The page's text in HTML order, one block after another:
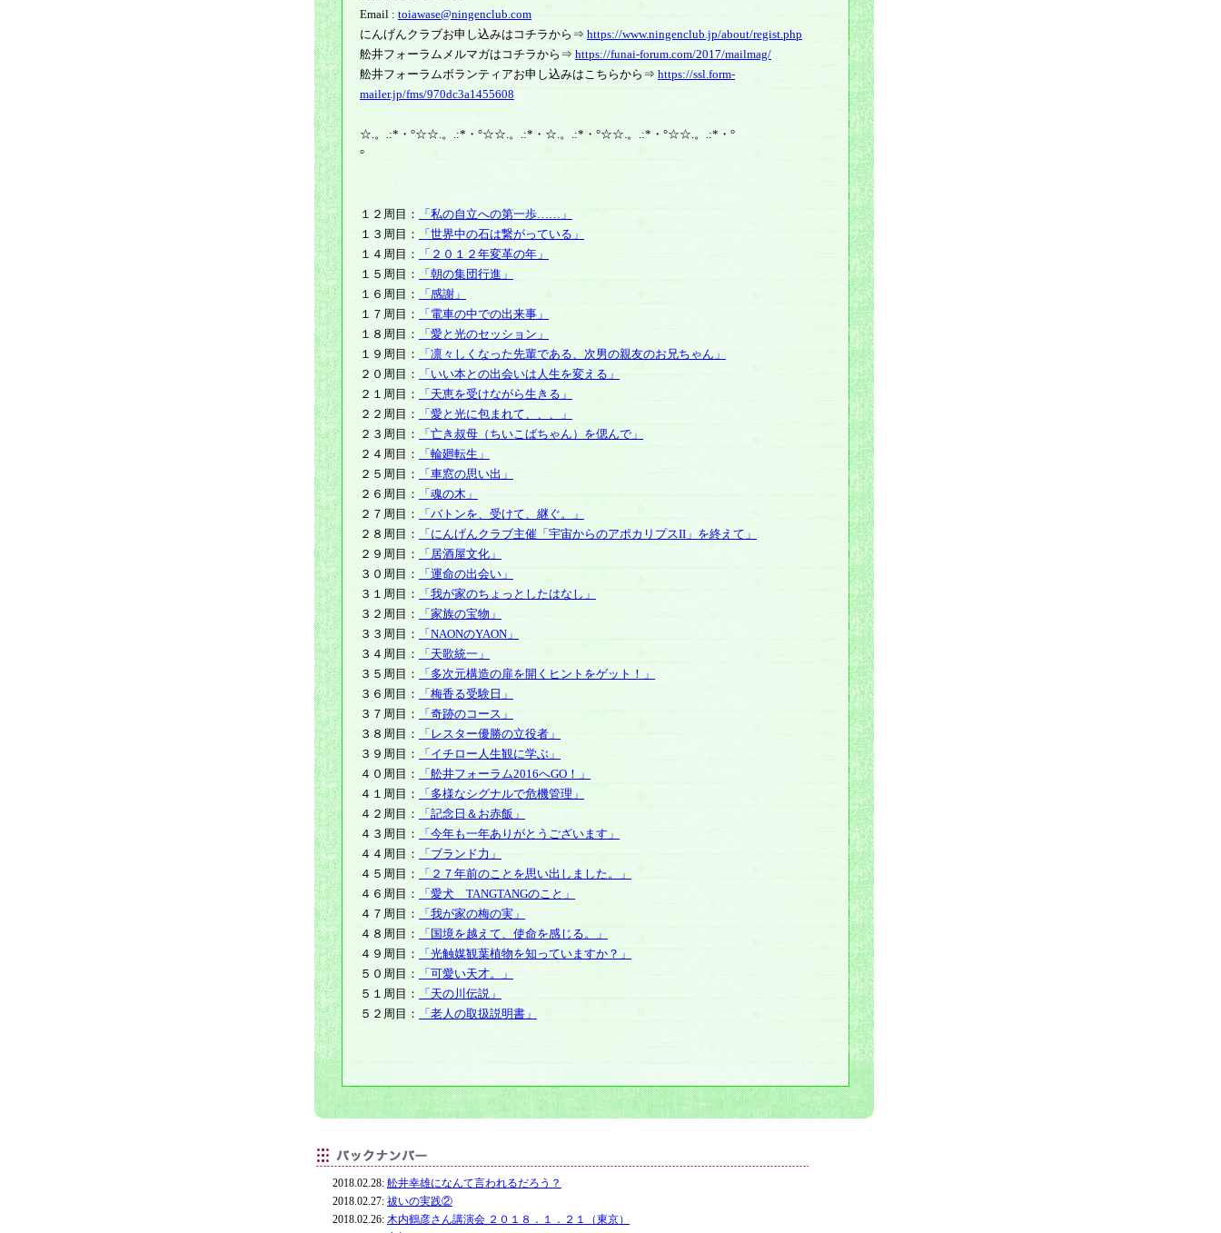
Email : toiawase@ningenclub.com
にんげんクラブお申し込みはコチラから⇒ https://www.ningenclub.jp/about/regist.php
舩井フォーラムメルマガはコチラから⇒ https://funai-forum.com/2017/mailmag/
舩井フォーラムボランティアお申し込みはこちらから⇒ https://ssl.form-
mailer.jp/fms/970dc3a1455608
☆.。.:*・°☆☆.。.:*・°☆☆.。.:*・☆.。.:*・°☆☆.。.:*・°☆☆.。.:*・°
°
１２周目：
「私の自立への第一歩……」
１３周目：
「世界中の石は繋がっている」
１４周目：
「２０１２年変革の年」
１５周目：
「朝の集団行進」
１６周目：
「感謝」
１７周目：
「電車の中での出来事」
１８周目：
「愛と光のセッション」
１９周目：
「凛々しくなった先輩である、次男の親友のお兄ちゃん」
２０周目：
「いい本との出会いは人生を変える」
２１周目：
「天恵を受けながら生きる」
２２周目：
「愛と光に包まれて、、、」
２３周目：
「亡き叔母（ちいこばちゃん）を偲んで」
２４周目：
「輪廻転生」
２５周目：
「車窓の思い出」
２６周目：
「魂の木」
２７周目：
「バトンを、受けて、継ぐ。」
２８周目：
「にんげんクラブ主催「宇宙からのアポカリプスII」を終えて」
２９周目：
「居酒屋文化」
３０周目：
「運命の出会い」
３１周目：
「我が家のちょっとしたはなし」
３２周目：
「家族の宝物」
３３周目：
「NAONのYAON」
３４周目：
「天歌統一」
３５周目：
「多次元構造の扉を開くヒントをゲット！」
３６周目：
「梅香る受験日」
３７周目：
「奇跡のコース」
３８周目：
「レスター優勝の立役者」
３９周目：
「イチロー人生観に学ぶ」
４０周目：
「舩井フォーラム2016へGO！」
４１周目：
「多様なシグナルで危機管理」
４２周目：
「記念日＆お赤飯」
４３周目：
「今年も一年ありがとうございます」
４４周目：
「ブランド力」
４５周目：
「２７年前のことを思い出しました。」
４６周目：
「愛犬 TANGTANGのこと」
４７周目：
「我が家の梅の実」
４８周目：
「国境を越えて、使命を感じる。」
４９周目：
「光触媒観葉植物を知っていますか？」
５０周目：
「可愛い天才。」
５１周目：
「天の川伝説」
５２周目：
「老人の取扱説明書」
2018.02.28: 舩井幸雄になんて言われるだろう？
2018.02.27: 祓いの実践②
2018.02.26: 木内鶴彦さん講演会 ２０１８．１．２１（東京）